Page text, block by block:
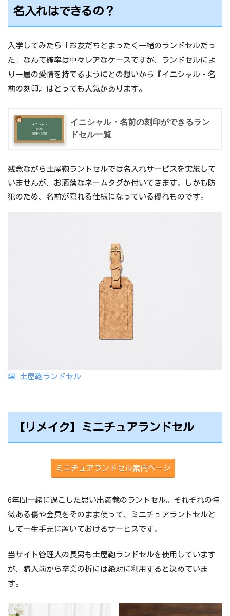
名入れはできるの？
入学してみたら「お友だちとまったく一緒のランドセルだっ
た」なんて確率は中々レアなケースですが、ランドセルによ
り一層の愛情を持てるようにとの想いから『イニシャル・名
前の刻印』はとっても人気があります。
イニシャル・名前の刻印ができるラン
ドセル一覧
残念ながら土屋鞄ランドセルでは名入れサービスを実施して
いませんが、お洒落なネームタグが付いてきます。しかも防
犯のため、名前が隠れる仕様になっている優れものです。
土屋鞄ランドセル
【リメイク】ミニチュアランドセル
ミニチュアランドセル案内ページ
6年間一緒に過ごした思い出満載のランドセル。それぞれの特
徴ある傷や金具をそのまま使って、ミニチュアランドセルと
して一生手元に置いておけるサービスです。
当サイト管理人の長男も土屋鞄ランドセルを使用しています
が、購入前から卒業の折には絶対に利用すると決めていま
す。